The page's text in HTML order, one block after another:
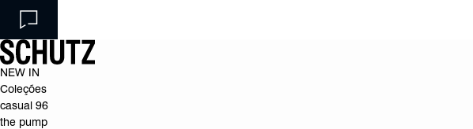
NEW IN
Coleções
casual 96
the pump